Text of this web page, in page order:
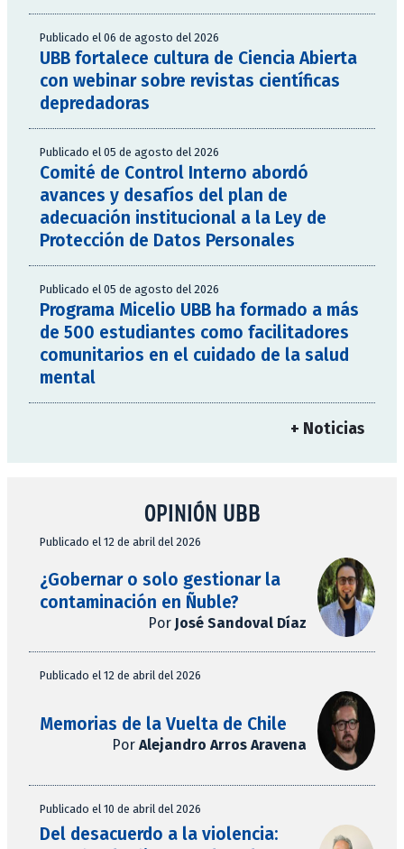
Publicado el 06 de agosto del 2026
UBB fortalece cultura de Ciencia Abierta
con webinar sobre revistas científicas
depredadoras
Publicado el 05 de agosto del 2026
Comité de Control Interno abordó
avances y desafíos del plan de
adecuación institucional a la Ley de
Protección de Datos Personales
Publicado el 05 de agosto del 2026
Programa Micelio UBB ha formado a más
de 500 estudiantes como facilitadores
comunitarios en el cuidado de la salud
mental
+ Noticias
OPINIÓN UBB
Publicado el 12 de abril del 2026
¿Gobernar o solo gestionar la
contaminación en Ñuble?
Por José Sandoval Díaz
Publicado el 12 de abril del 2026
Memorias de la Vuelta de Chile
Por Alejandro Arros Aravena
Publicado el 10 de abril del 2026
Del desacuerdo a la violencia: